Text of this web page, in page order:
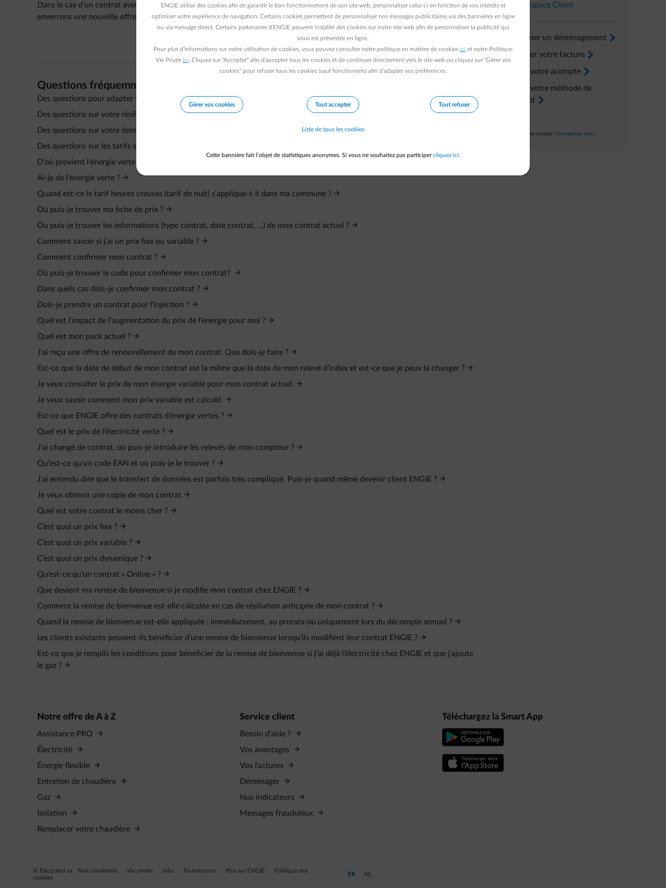
Dans le cas d'un contrat avec un prix fixe, le prix est déterminé pour une durée convenue à l'avance. Passé ce délai, nous vous
enverrons une nouvelle offre de prix 2 mois avant la date d'expiration de votre contrat.
Questions fréquemment posées
Des questions pour adapter votre contrat ?
Des questions sur votre résiliation de contrat ?
Des questions sur votre demande de contrat ?
Des questions sur les tarifs spécifiques ?
D'où provient l'énergie verte d'ENGIE ?
Ai-je de l'énergie verte ?
Quand est-ce le tarif heures creuses (tarif de nuit) s'applique-t-il dans ma commune ?
Où puis-je trouver ma fiche de prix ?
Ou puis-je trouver les informations (type contrat, date contrat, …) de mon contrat actuel ?
Comment savoir si j'ai un prix fixe ou variable ?
Comment confirmer mon contrat ?
Où puis-je trouver le code pour confirmer mon contrat?
Dans quels cas dois-je confirmer mon contrat ?
Dois-je prendre un contrat pour l’injection ?
Quel est l'impact de l'augmentation du prix de l'énergie pour moi ?
Quel est mon pack actuel ?
J'ai reçu une offre de renouvellement de mon contrat. Que dois-je faire ?
Est-ce que la date de début de mon contrat est la même que la date de mon relevé d’index et est-ce que je peux la changer ?
Je veux consulter le prix de mon énergie variable pour mon contrat actuel.
Je veux savoir comment mon prix variable est calculé.
Est-ce que ENGIE offre des contrats d’énergie vertes ?
Quel est le prix de l’électricité verte ?
J'ai changé de contrat, où puis-je introduire les relevés de mon compteur ?
Qu'est-ce qu'un code EAN et où puis-je le trouver ?
J'ai entendu dire que le transfert de données est parfois très compliqué. Puis-je quand même devenir client ENGIE ?
Je veux obtenir une copie de mon contrat
Quel est votre contrat le moins cher ?
C’est quoi un prix fixe ?
C’est quoi un prix variable ?
C’est quoi un prix dynamique ?
Qu’est-ce qu'un contrat « Online » ?
Que devient ma remise de bienvenue si je modifie mon contrat chez ENGIE ?
Comment la remise de bienvenue est-elle calculée en cas de résiliation anticipée de mon contrat ?
Quand la remise de bienvenue est-elle appliquée : immédiatement, au prorata ou uniquement lors du décompte annuel ?
Les clients existants peuvent-ils bénéficier d’une remise de bienvenue lorsqu’ils modifient leur contrat ENGIE ?
Est-ce que je remplis les conditions pour bénéficier de la remise de bienvenue si j’ai déjà l’électricité chez ENGIE et que j’ajoute
le gaz ?
Dans l’ Espace Client
Renseigner un déménagement arrow-right
Consulter votre facture arrow-right
Ajuster votre acompte arrow-right
Ajuster votre méthode de
paiement arrow-right
Pas encore de compte ? Enregistrez-vous
Notre offre de A à Z
Assistance PRO
Électricité
Énergie flexible
Entretien de chaudière
Gaz
Isolation
Remplacer votre chaudière
Service client
Besoin d'aide ?
Vos avantages
Vos factures
Déménager
Nos indicateurs
Messages frauduleux
Téléchargez la Smart App
© Electrabel sa Nos conditions Vie privée Jobs Fournisseurs Plus sur ENGIE
Politique des
cookies
Passer en Français (Langue actuelle)
FR Passer en Néerlandais
NL
ENGIE utilise des cookies afin de garantir le bon fonctionnement de son site web, personnaliser celui-ci en fonction de vos intérêts et
optimiser votre expérience de navigation. Certains cookies permettent de personnaliser nos messages publicitaires via des bannières en ligne
ou via message direct. Certains partenaires d’ENGIE peuvent installer des cookies sur notre site web afin de personnaliser la publicité qui
vous est présentée en ligne.
Pour plus d’informations sur notre utilisation de cookies, vous pouvez consulter notre politique en matière de cookies ici et notre Politique
Vie Privée ici . Cliquez sur "Accepter" afin d’accepter tous les cookies et de continuer directement vers le site web ou cliquez sur "Gérer vos
cookies" pour refuser tous les cookies (sauf fonctionnels) afin d’adapter vos préférences.
Gérer vos cookies Tout accepter Tout refuser
Liste de tous les cookies
Cette bannière fait l’objet de statistiques anonymes. Si vous ne souhaitez pas participercliquez ici.